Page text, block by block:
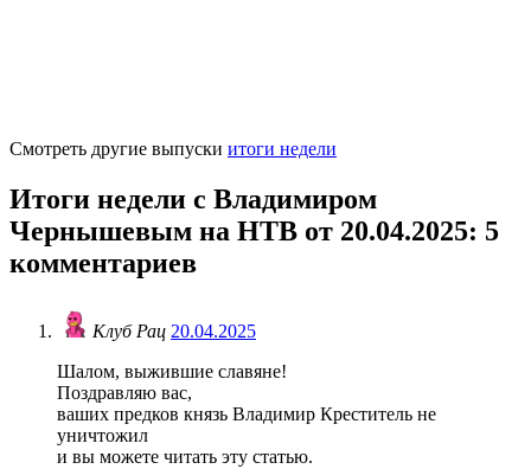
Смотреть другие выпуски итоги недели
Итоги недели с Владимиром
Чернышевым на НТВ от 20.04.2025: 5
комментариев
Клуб Рац 20.04.2025
Шалом, выжившие славяне!
Поздравляю вас,
ваших предков князь Владимир Креститель не
уничтожил
и вы можете читать эту статью.